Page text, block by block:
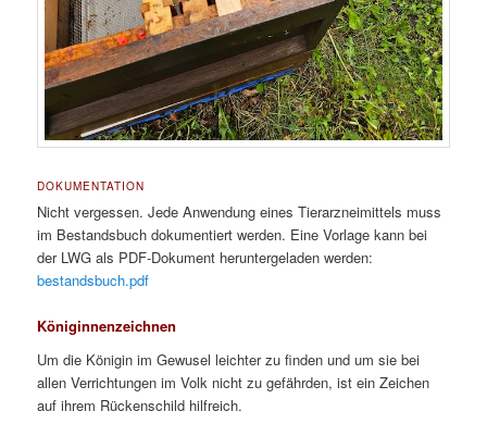
DOKUMENTATION
Nicht vergessen. Jede Anwendung eines Tierarzneimittels muss
im Bestandsbuch dokumentiert werden. Eine Vorlage kann bei
der LWG als PDF-Dokument heruntergeladen werden:
bestandsbuch.pdf
Königinnenzeichnen
Um die Königin im Gewusel leichter zu finden und um sie bei
allen Verrichtungen im Volk nicht zu gefährden, ist ein Zeichen
auf ihrem Rückenschild hilfreich.